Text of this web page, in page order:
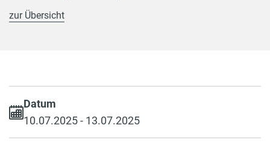
zur Übersicht
Datum
10.07.2025 - 13.07.2025